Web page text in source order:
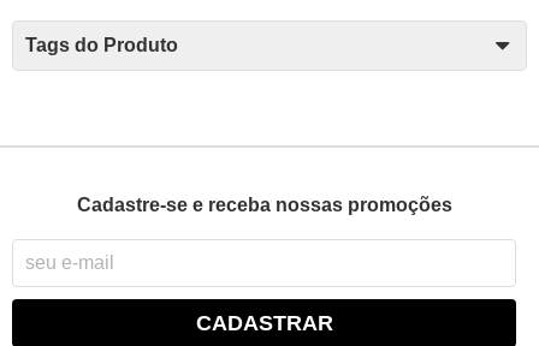
Tags do Produto
Cadastre-se e receba nossas promoções
CADASTRAR